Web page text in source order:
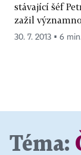
stávající šéf
zažil
30. 7. 2013 ▪ 6
Téma: